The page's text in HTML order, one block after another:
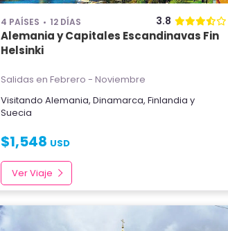
4 PAÍSES 12 DÍAS 3.8
Alemania y Capitales Escandinavas Fin
Helsinki
Salidas en Febrero - Noviembre
Visitando Alemania, Dinamarca, Finlandia y
Suecia
$1,548 USD
Ver Viaje